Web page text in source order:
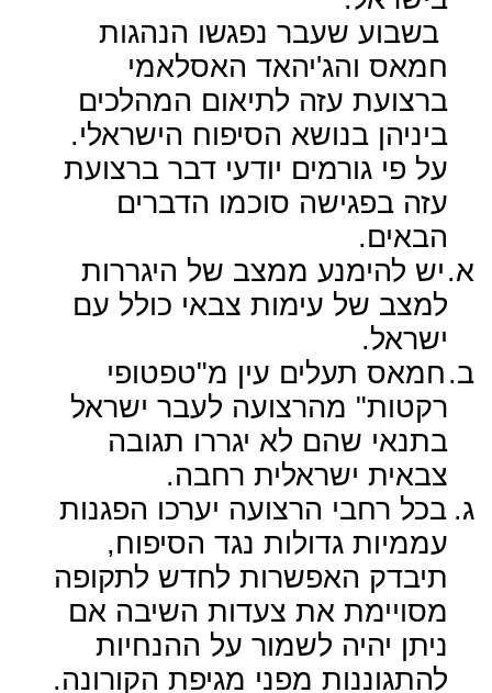
בשבוע שעבר נפגשו הנהגות
חמאס והג'יהאד האסלאמי
ברצועת עזה לתיאום המהלכים
ביניהן בנושא הסיפוח הישראלי.
על פי גורמים יודעי דבר ברצועת
עזה בפגישה סוכמו הדברים
הבאים.
א. יש להימנע ממצב של היגררות
למצב של עימות צבאי כולל עם
ישראל.
ב. חמאס תעלים עין מ"טפטופי
רקטות" מהרצועה לעבר ישראל
בתנאי שהם לא יגררו תגובה
צבאית ישראלית רחבה.
ג. בכל רחבי הרצועה יערכו הפגנות
עממיות גדולות נגד הסיפוח,
תיבדק האפשרות לחדש לתקופה
מסויימת את צעדות השיבה אם
ניתן יהיה לשמור על ההנחיות
להתגוננות מפני מגיפת הקורונה.